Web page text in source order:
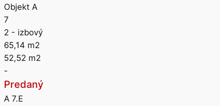
Objekt A
7
2 - izbový
65,14 m2
52,52 m2
-
Predaný
A 7.E